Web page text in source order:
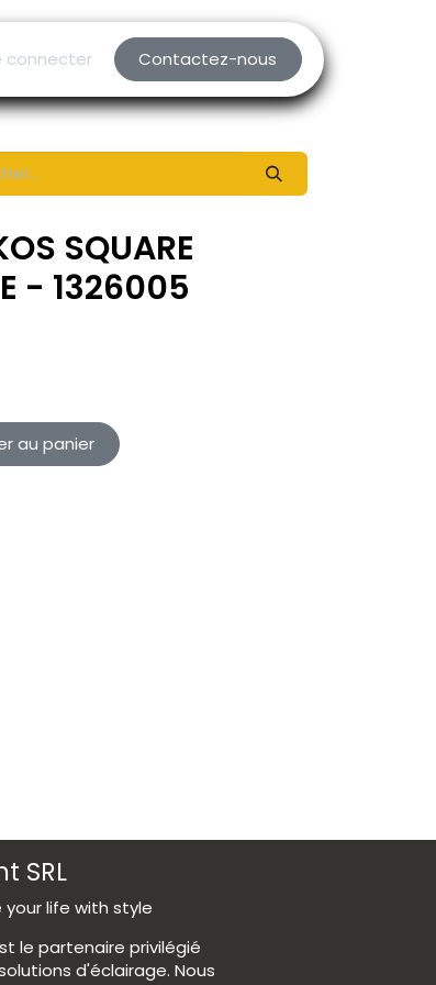
connecter Contactez-nous
SQUARE
- 1326005
au panier
SRL
your life with style
le partenaire privilégié
d'éclairage. Nous